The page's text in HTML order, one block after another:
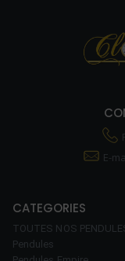
E-
CATEGORIES
TOUTES NOS
Pendules